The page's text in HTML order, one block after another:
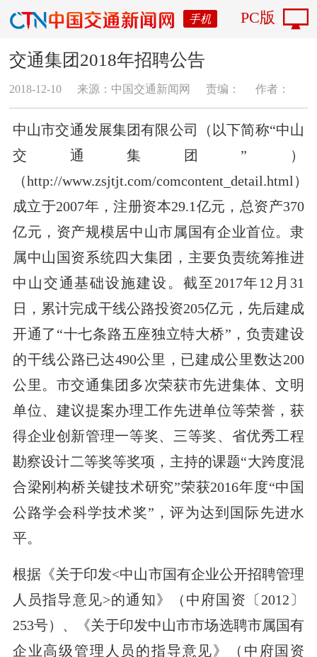
手机 PC版
交通集团2018年招聘公告
2018-12-10 来源：中国交通新闻网 责编： 作者：
中山市交通发展集团有限公司（以下简称“中山
交通集团”）
（http://www.zsjtjt.com/comcontent_detail.html）
成立于2007年，注册资本29.1亿元，总资产370
亿元，资产规模居中山市属国有企业首位。隶
属中山国资系统四大集团，主要负责统筹推进
中山交通基础设施建设。截至2017年12月31
日，累计完成干线公路投资205亿元，先后建成
开通了“十七条路五座独立特大桥”，负责建设
的干线公路已达490公里，已建成公里数达200
公里。市交通集团多次荣获市先进集体、文明
单位、建议提案办理工作先进单位等荣誉，获
得企业创新管理一等奖、三等奖、省优秀工程
勘察设计二等奖等奖项，主持的课题“大跨度混
合梁刚构桥关键技术研究”荣获2016年度“中国
公路学会科学技术奖”，评为达到国际先进水
平。
根据《关于印发<中山市国有企业公开招聘管理
人员指导意见>的通知》（中府国资〔2012〕
253号）、《关于印发中山市市场选聘市属国有
企业高级管理人员的指导意见》（中府国资